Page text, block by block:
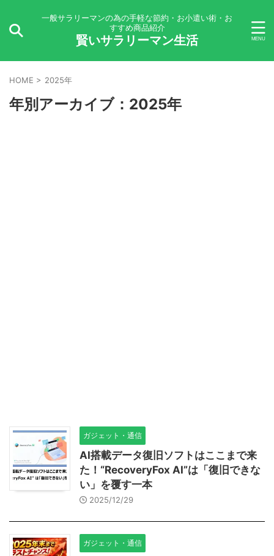
一般サラリーマンの為の手軽な節約・お小遣い術・お
すすめ商品紹介
賢いサラリーマン生活
HOME > 2025年
年別アーカイブ：2025年
ガジェット・通信
AI搭載データ復旧ソフトはここまで来
た！“RecoveryFox AI”は「復旧できな
い」を覆す一本
2025/12/29
ガジェット・通信